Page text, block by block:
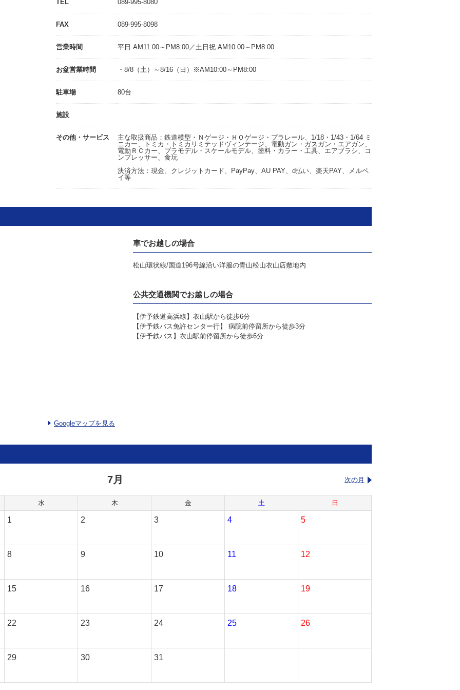
TEL 089-995-8080
FAX 089-995-8098
営業時間 平日 AM11:00～PM8:00／土日祝 AM10:00～PM8:00
お盆営業時間 ・8/8（土）～8/16（日）※AM10:00～PM8:00
駐車場 80台
施設
その他・サービス
主な取扱商品：鉄道模型・Ｎゲージ・ＨＯゲージ・プラレール、1/18・1/43・1/64 ミ
ニカー、トミカ・トミカリミテッドヴィンテージ、電動ガン・ガスガン・エアガン、
電動ＲＣカー、プラモデル・スケールモデル、塗料・カラー・工具、エアブラシ、コ
ンプレッサー、食玩
決済方法：現金、クレジットカード、PayPay、AU PAY、d払い、楽天PAY、メルペ
イ等
Googleマップを見る
車でお越しの場合
松山環状線/国道196号線沿い洋服の青山松山衣山店敷地内
公共交通機関でお越しの場合
【伊予鉄道高浜線】衣山駅から徒歩6分
【伊予鉄バス免許センター行】 病院前停留所から徒歩3分
【伊予鉄バス】衣山駅前停留所から徒歩6分
7月 次の月
水 木 金 土 日
1 2 3 4 5
8 9 10 11 12
15 16 17 18 19
22 23 24 25 26
29 30 31